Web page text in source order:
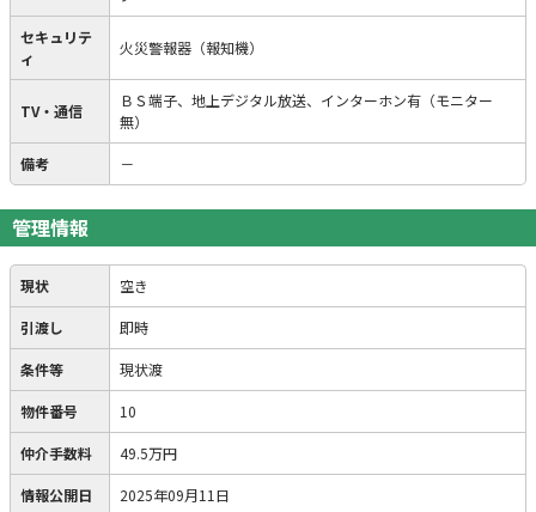
セキュリテ
ィ
火災警報器（報知機）
TV・通信
ＢＳ端子、地上デジタル放送、インターホン有（モニター
無）
備考 －
管理情報
現状 空き
引渡し 即時
条件等 現状渡
物件番号 10
仲介手数料 49.5万円
情報公開日 2025年09月11日